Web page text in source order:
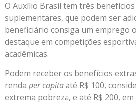
O Auxílio Brasil tem três benefícios
suplementares, que podem ser
beneficiário consiga um emprego
destaque em competições
acadêmicas.
Podem receber os benefícios
renda per capitaaté R$ 100,
extrema pobreza, e até R$ 200,